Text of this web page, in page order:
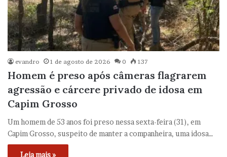
evandro 1 de agosto de 2026 0 137
Homem é preso após câmeras flagrarem
agressão e cárcere privado de idosa em
Capim Grosso
Um homem de 53 anos foi preso nessa sexta-feira (31), em
Capim Grosso, suspeito de manter a companheira, uma idosa…
Leia mais »